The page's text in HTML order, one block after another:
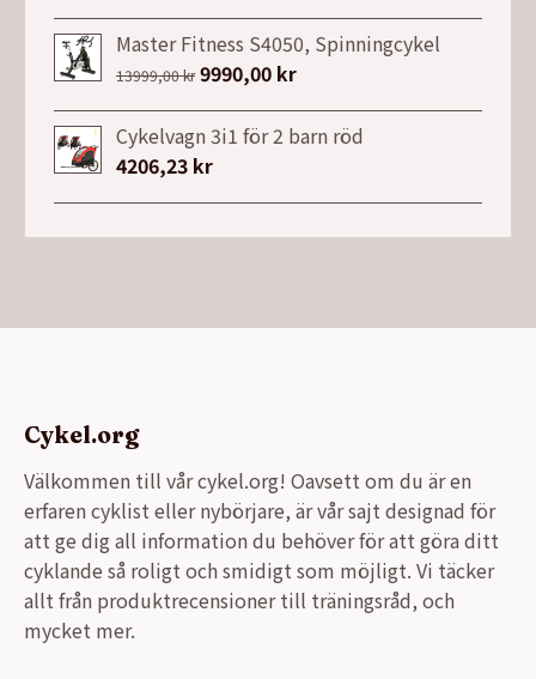
Master Fitness S4050, Spinningcykel
13999,00kr Det
ursprungliga
priset
var:
9990,00 krDet
nuvarande
priset
Cykelvagn 3i1 för 2 barn röd
4206,23 kr
Cykel.org
Välkommen till vår cykel.org! Oavsett om du är en
erfaren cyklist eller nybörjare, är vår sajt designad för
att ge dig all information du behöver för att göra ditt
cyklande så roligt och smidigt som möjligt. Vi täcker
allt från produktrecensioner till träningsråd, och
mycket mer.